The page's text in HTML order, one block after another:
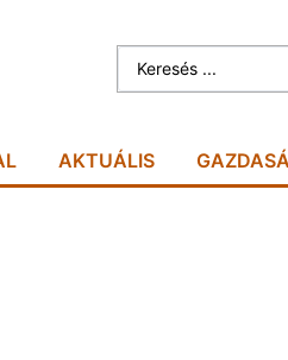
AKTUÁLIS